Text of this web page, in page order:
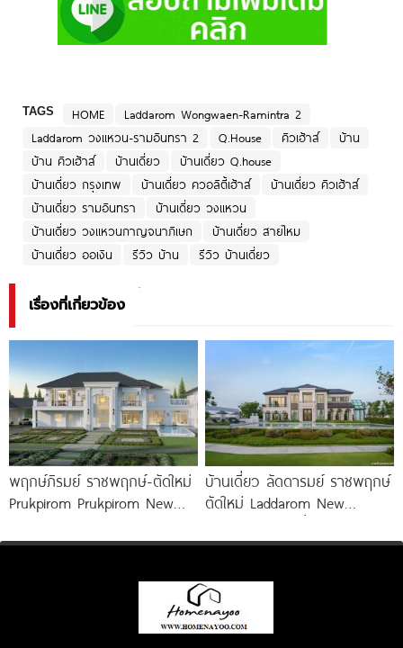
TAGS HOME
Laddarom Wongwaen-Ramintra 2
Laddarom วงแหวน-รามอินทรา 2
Q.House คิวเฮ้าส์
บ้าน
บ้าน คิวเฮ้าส์
บ้านเดี่ยว
บ้านเดี่ยว Q.house
บ้านเดี่ยว กรุงเทพ
บ้านเดี่ยว ควอลิตี้เฮ้าส์
บ้านเดี่ยว คิวเฮ้าส์
บ้านเดี่ยว รามอินทรา
บ้านเดี่ยว วงแหวน
บ้านเดี่ยว วงแหวนกาญจนาภิเษก
บ้านเดี่ยว สายไหม
บ้านเดี่ยว ออเงิน
รีวิว บ้าน รีวิว บ้านเดี่ยว
เรื่องที่เกี่ยวข้อง
พฤกษ์ภิรมย์ ราชพฤกษ์-ตัดใหม่
Prukpirom Prukpirom New
หรู Neo
บ้านเดี่ยว ลัดดารมย์ ราชพฤกษ์
ตัดใหม่ Laddarom New